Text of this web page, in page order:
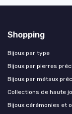
Shopping
Bijoux par type
Bijoux par pierres
Bijoux par métaux
Collections de haute
Bijoux cérémonies et